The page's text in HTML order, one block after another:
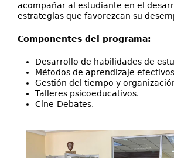
acompañar al estudiante en el
estrategias que favorezcan su
Componentes del programa:
Desarrollo de habilidades de
Métodos de aprendizaje
Gestión del tiempo y
Talleres psicoeducativos.
Cine-Debates.